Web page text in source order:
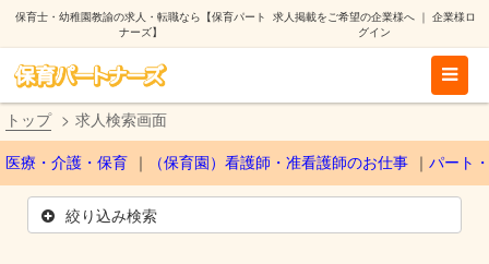
保育士・幼稚園教諭の求人・転職なら【保育パート
ナーズ】
求人掲載をご希望の企業様へ｜ 企業様ロ
グイン
トップ 求人検索画面
医療・介護・保育 （保育園）看護師・准看護師のお仕事 パート
絞り込み検索